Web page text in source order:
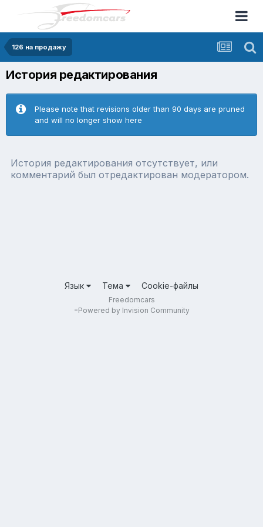
126 на продажу
История редактирования
Please note that revisions older than 90 days are pruned
and will no longer show here
История редактирования отсутствует, или
комментарий был отредактирован модератором.
Язык Тема Cookie-файлы
Freedomcars
=Powered by Invision Community